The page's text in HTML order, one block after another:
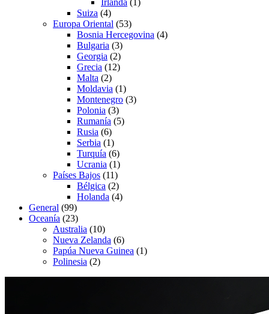
Irlanda (1)
Suiza (4)
Europa Oriental (53)
Bosnia Hercegovina (4)
Bulgaria (3)
Georgia (2)
Grecia (12)
Malta (2)
Moldavia (1)
Montenegro (3)
Polonia (3)
Rumanía (5)
Rusia (6)
Serbia (1)
Turquía (6)
Ucrania (1)
Países Bajos (11)
Bélgica (2)
Holanda (4)
General (99)
Oceanía (23)
Australia (10)
Nueva Zelanda (6)
Papúa Nueva Guinea (1)
Polinesia (2)